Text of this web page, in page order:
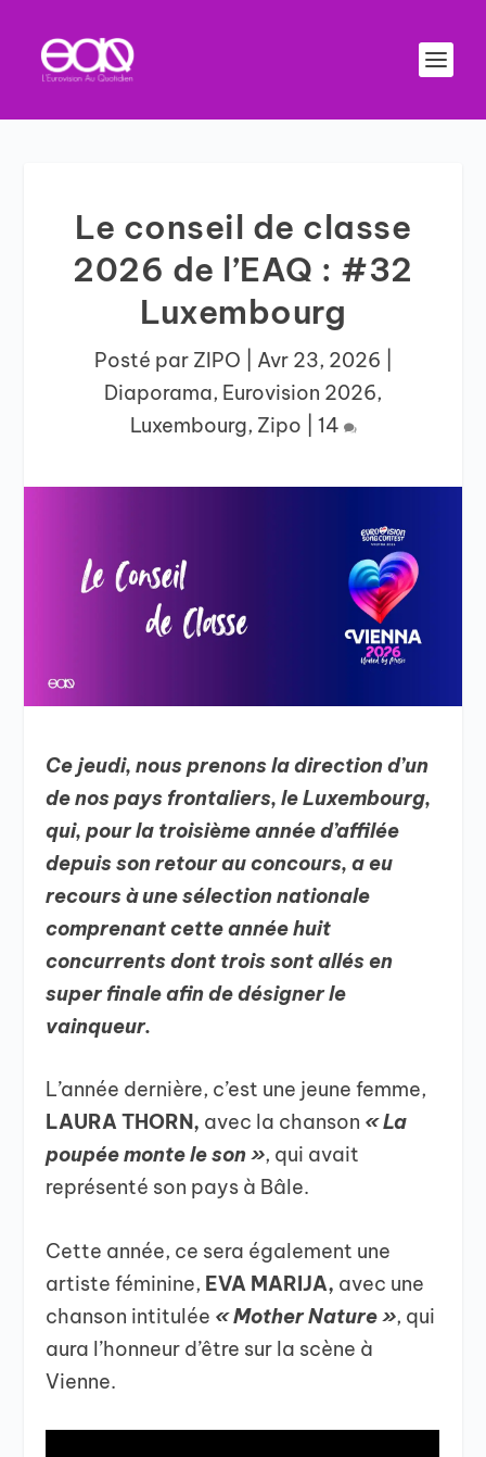
Le conseil de classe
2026 de l’EAQ : #32
Luxembourg
Posté par ZIPO Avr 23, 2026
Diaporama, Eurovision 2026,
Luxembourg, Zipo 14
Ce jeudi, nous prenons la direction d’un
de nos pays frontaliers, le Luxembourg,
qui, pour la troisième année d’affilée
depuis son retour au concours, a eu
recours à une sélection nationale
comprenant cette année huit
concurrents dont trois sont allés en
super finale afin de désigner le
vainqueur.
L’année dernière, c’est une jeune femme,
LAURA THORN, avec la chanson « La
poupée monte le son », qui avait
représenté son pays à Bâle.
Cette année, ce sera également une
artiste féminine, EVA MARIJA, avec une
chanson intitulée « Mother Nature », qui
aura l’honneur d’être sur la scène à
Vienne.